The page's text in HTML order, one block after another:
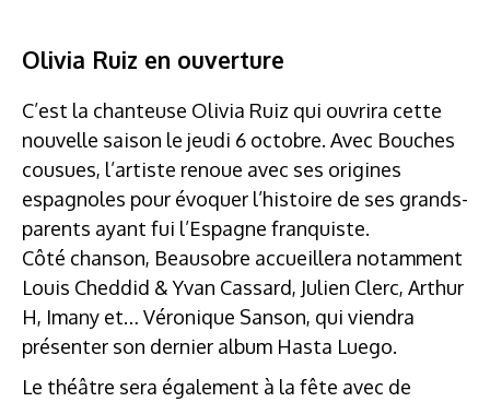
Olivia Ruiz en ouverture
C’est la chanteuse Olivia Ruiz qui ouvrira cette
nouvelle saison le jeudi 6 octobre. Avec Bouches
cousues, l’artiste renoue avec ses origines
espagnoles pour évoquer l’histoire de ses grands-
parents ayant fui l’Espagne franquiste.
Côté chanson, Beausobre accueillera notamment
Louis Cheddid & Yvan Cassard, Julien Clerc, Arthur
H, Imany et… Véronique Sanson, qui viendra
présenter son dernier album Hasta Luego.
Le théâtre sera également à la fête avec de